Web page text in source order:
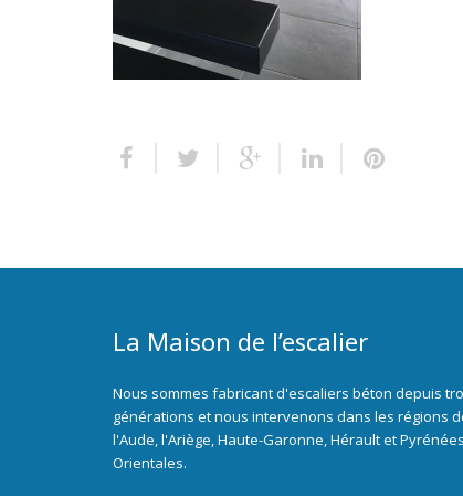
La Maison de l’escalier
Nous sommes fabricant d'escaliers béton depuis
générations et nous intervenons dans les régions
l'Aude, l'Ariège, Haute-Garonne, Hérault et
Orientales.